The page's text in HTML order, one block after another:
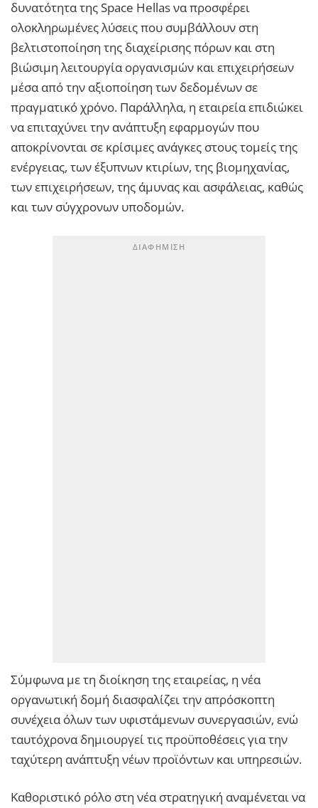
δυνατότητα της Space Hellas να προσφέρει
ολοκληρωμένες λύσεις που συμβάλλουν στη
βελτιστοποίηση της διαχείρισης πόρων και στη
βιώσιμη λειτουργία οργανισμών και επιχειρήσεων
μέσα από την αξιοποίηση των δεδομένων σε
πραγματικό χρόνο. Παράλληλα, η εταιρεία επιδιώκει
να επιταχύνει την ανάπτυξη εφαρμογών που
απoκρίνονται σε κρίσιμες ανάγκες στους τομείς της
ενέργειας, των έξυπνων κτιρίων, της βιομηχανίας,
των επιχειρήσεων, της άμυνας και ασφάλειας, καθώς
και των σύγχρονων υποδομών.
Σύμφωνα με τη διοίκηση της εταιρείας, η νέα
οργανωτική δομή διασφαλίζει την απρόσκοπτη
συνέχεια όλων των υφιστάμενων συνεργασιών, ενώ
ταυτόχρονα δημιουργεί τις προϋποθέσεις για την
ταχύτερη ανάπτυξη νέων προϊόντων και υπηρεσιών.
Καθοριστικό ρόλο στη νέα στρατηγική αναμένεται να